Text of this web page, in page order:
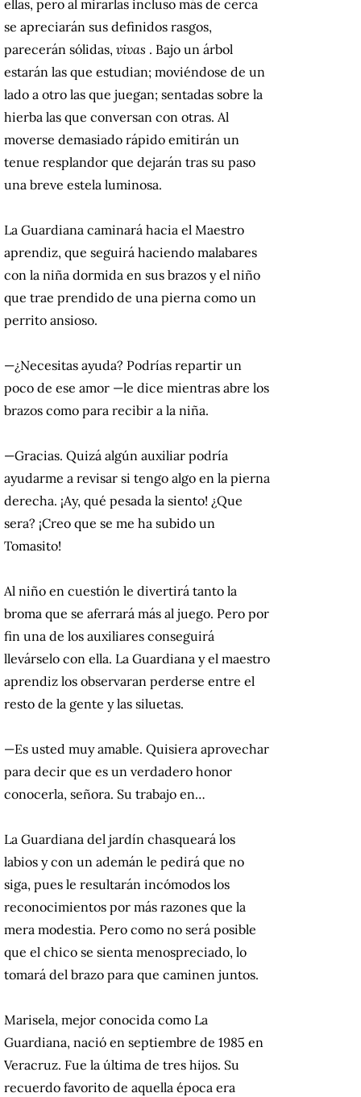
ellas, pero al mirarlas incluso más de cerca
se apreciarán sus definidos rasgos,
parecerán sólidas, vivas . Bajo un árbol
estarán las que estudian; moviéndose de un
lado a otro las que juegan; sentadas sobre la
hierba las que conversan con otras. Al
moverse demasiado rápido emitirán un
tenue resplandor que dejarán tras su paso
una breve estela luminosa.
La Guardiana caminará hacia el Maestro
aprendiz, que seguirá haciendo malabares
con la niña dormida en sus brazos y el niño
que trae prendido de una pierna como un
perrito ansioso.
—¿Necesitas ayuda? Podrías repartir un
poco de ese amor —le dice mientras abre los
brazos como para recibir a la niña.
—Gracias. Quizá algún auxiliar podría
ayudarme a revisar si tengo algo en la pierna
derecha. ¡Ay, qué pesada la siento! ¿Que
sera? ¡Creo que se me ha subido un
Tomasito!
Al niño en cuestión le divertirá tanto la
broma que se aferrará más al juego. Pero por
fin una de los auxiliares conseguirá
llevárselo con ella. La Guardiana y el maestro
aprendiz los observaran perderse entre el
resto de la gente y las siluetas.
—Es usted muy amable. Quisiera aprovechar
para decir que es un verdadero honor
conocerla, señora. Su trabajo en…
La Guardiana del jardín chasqueará los
labios y con un ademán le pedirá que no
siga, pues le resultarán incómodos los
reconocimientos por más razones que la
mera modestia. Pero como no será posible
que el chico se sienta menospreciado, lo
tomará del brazo para que caminen juntos.
Marisela, mejor conocida como La
Guardiana, nació en septiembre de 1985 en
Veracruz. Fue la última de tres hijos. Su
recuerdo favorito de aquella época era